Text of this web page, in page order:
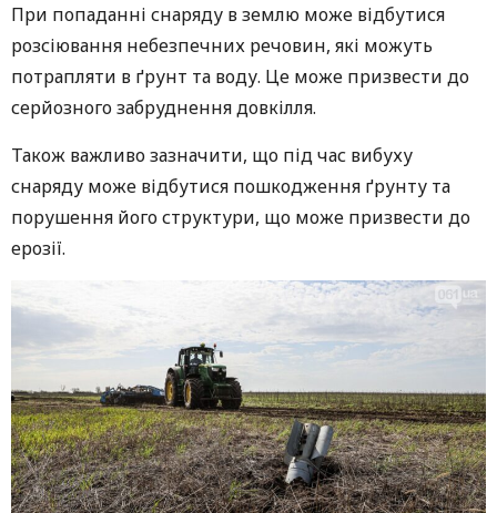
При попаданні снаряду в землю може відбутися
розсіювання небезпечних речовин, які можуть
потрапляти в ґрунт та воду. Це може призвести до
серйозного забруднення довкілля.
Також важливо зазначити, що під час вибуху
снаряду може відбутися пошкодження ґрунту та
порушення його структури, що може призвести до
ерозії.